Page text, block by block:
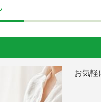
お気軽